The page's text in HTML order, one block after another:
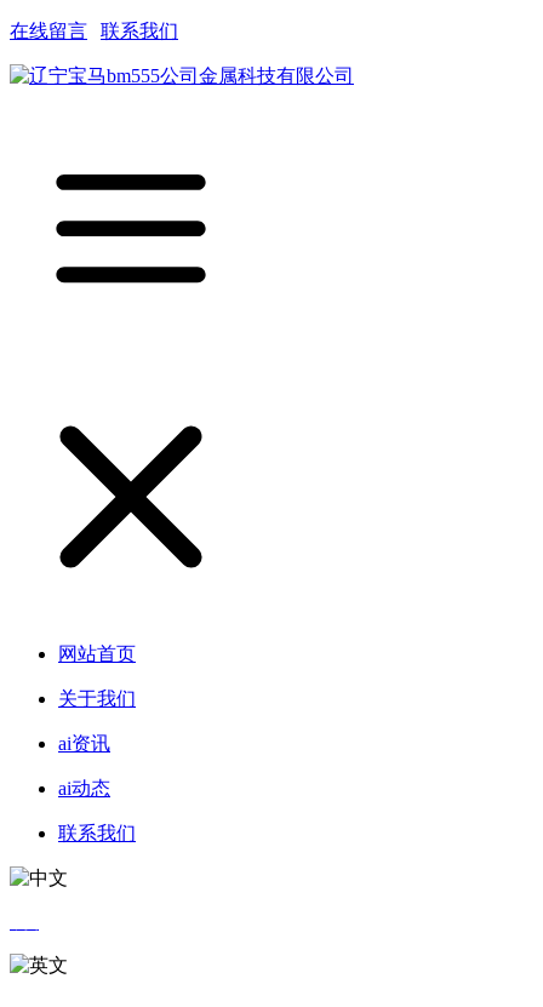
在线留言 联系我们
网站首页
关于我们
ai资讯
ai动态
联系我们